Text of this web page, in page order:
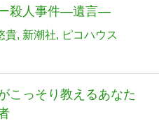
殺人事件―遺言―
貴 新潮社 ピコハウス
こっそり教えるあなた